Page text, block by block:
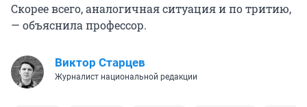
Скорее всего, аналогичная ситуация и по тритию,
— объяснила профессор.
Виктор Старцев
Журналист национальной редакции